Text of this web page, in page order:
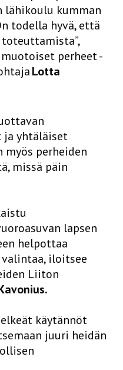
lähikoulu kumman
todella hyvä, että
perheet -
Lotta
ja yhtäläiset
perheiden
missä päin
lapsen
helpottaa
iloitsee
Liiton
käytännöt
juuri heidän